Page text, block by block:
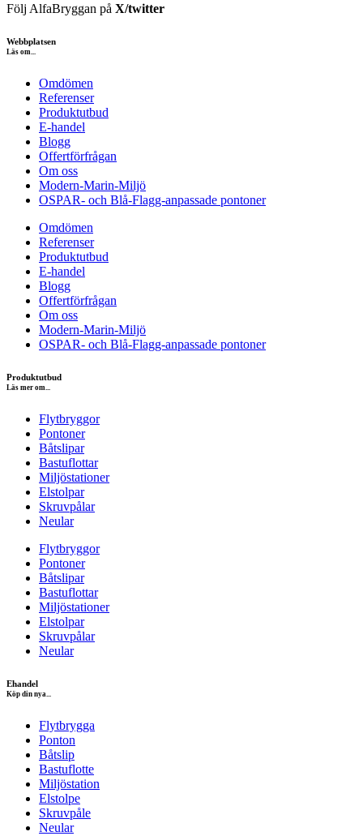
Följ AlfaBryggan på X/twitter
Webbplatsen
Läs om...
Omdömen
Referenser
Produktutbud
E-handel
Blogg
Offertförfrågan
Om oss
Modern-Marin-Miljö
OSPAR- och Blå-Flagg-anpassade pontoner
Omdömen
Referenser
Produktutbud
E-handel
Blogg
Offertförfrågan
Om oss
Modern-Marin-Miljö
OSPAR- och Blå-Flagg-anpassade pontoner
Produktutbud
Läs mer om...
Flytbryggor
Pontoner
Båtslipar
Bastuflottar
Miljöstationer
Elstolpar
Skruvpålar
Neular
Flytbryggor
Pontoner
Båtslipar
Bastuflottar
Miljöstationer
Elstolpar
Skruvpålar
Neular
Ehandel
Köp din nya...
Flytbrygga
Ponton
Båtslip
Bastuflotte
Miljöstation
Elstolpe
Skruvpåle
Neular